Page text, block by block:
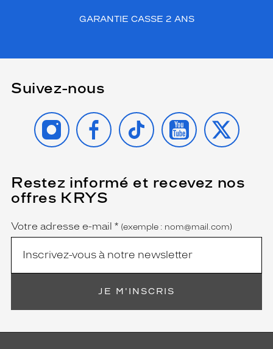
GARANTIE CASSE 2 ANS
Suivez-nous
INSTAGRAMFACEBOOK
TIKTOK YOUTUBE
X
Restez informé et recevez nos
offres KRYS
Name
Votre adresse e-mail *
(Ce
champ
est
obligatoire)
(exemple : nom@mail.com)
JE M'INSCRIS